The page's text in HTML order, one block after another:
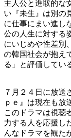
主人公と進取的な
い『未生』は別の
に仕事にまい進し
公の人生に対する
にいじめや性差別
の韓国社会が抱え
る」と評価してい
７月２４日に放送
ｐｅ』は現在も放
このドラマは視聴
力する人を応援し
んなドラマを観た